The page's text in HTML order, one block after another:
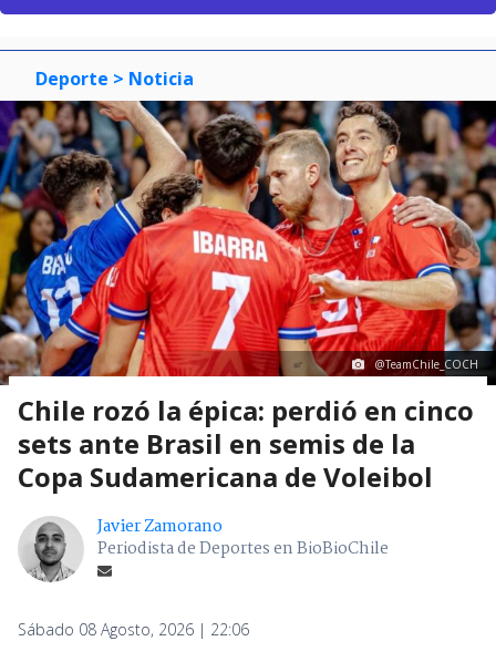
Deporte > Noticia
@TeamChile_COCH
Chile rozó la épica: perdió en cinco
sets ante Brasil en semis de la
Copa Sudamericana de Voleibol
Javier Zamorano
Periodista de Deportes en BioBioChile
Sábado 08 Agosto, 2026 | 22:06